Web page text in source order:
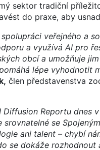
sektor tradiční
do praxe, aby
veřejného a
a využívá AI pro
obcí a umožňuje
lépe vyhodnotit
člen představenstva
Reportu dnes
se
ani talent – chybí
se dokáže rozhodnout